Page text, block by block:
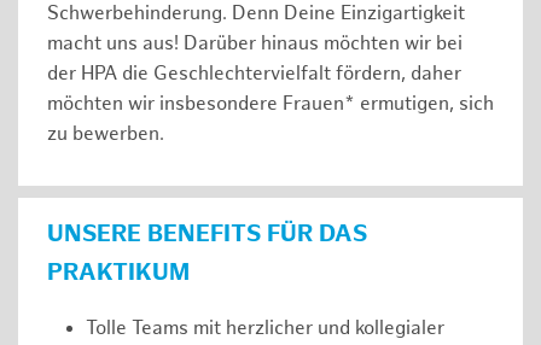
Schwerbehinderung. Denn Deine Einzigartigkeit
macht uns aus! Darüber hinaus möchten wir bei
der HPA die Geschlechtervielfalt fördern, daher
möchten wir insbesondere Frauen* ermutigen, sich
zu bewerben.
UNSERE BENEFITS FÜR DAS
PRAKTIKUM
Tolle Teams mit herzlicher und kollegialer